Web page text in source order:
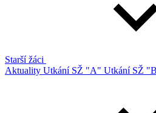
Starší žáci
Aktuality Utkání SŽ "A" Utkání SŽ